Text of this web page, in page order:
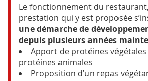
Le fonctionnement du
prestation qui y est proposée
une démarche de
depuis plusieurs années
Apport de protéines
protéines animales
Proposition d’un repas